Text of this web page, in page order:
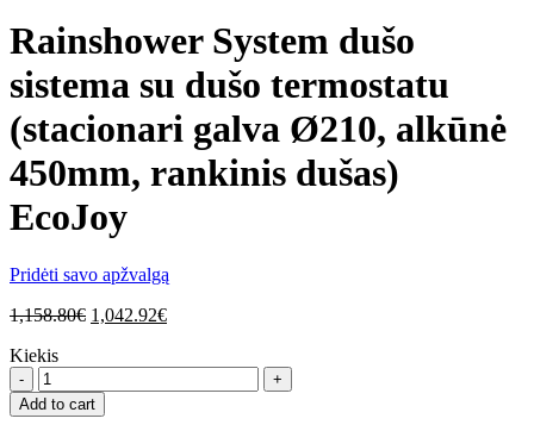
Rainshower System dušo
sistema su dušo termostatu
(stacionari galva Ø210, alkūnė
450mm, rankinis dušas)
EcoJoy
Pridėti savo apžvalgą
1,158.80€ 1,042.92€
Kiekis
Rainshower
System
dušo
Add to cart